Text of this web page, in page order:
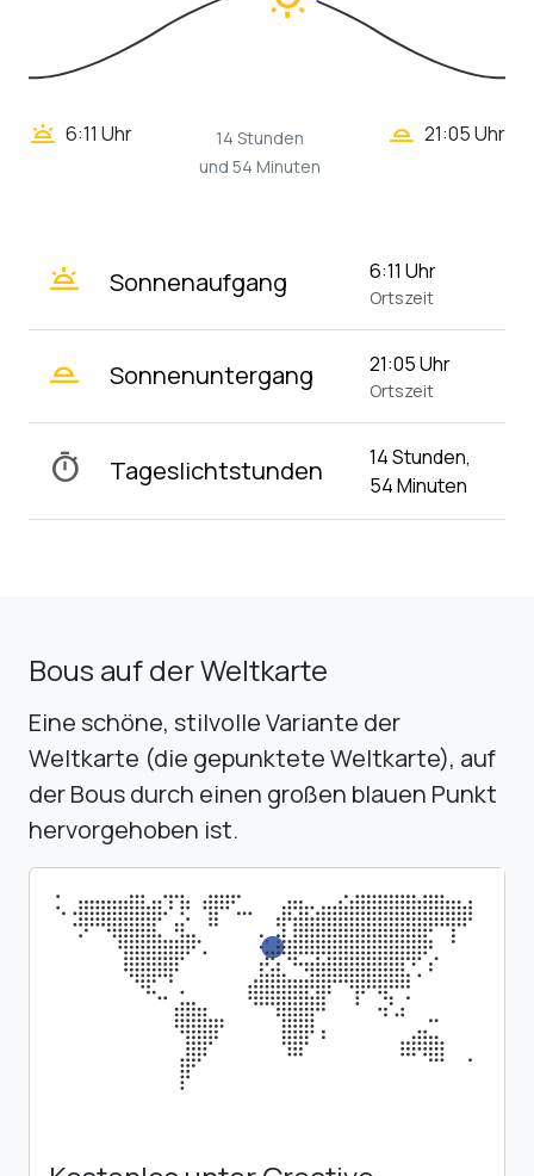
wb_twilight 6:11 Uhr
14 Stunden
und 54 Minuten
wb_twilight_2 21:05 Uhr
wb_twilight Sonnenaufgang 6:11 Uhr
Ortszeit
wb_twilight_2 Sonnenuntergang 21:05 Uhr
Ortszeit
timer Tageslichtstunden
14 Stunden,
54 Minuten
Bous auf der Weltkarte
Eine schöne, stilvolle Variante der
Weltkarte (die gepunktete Weltkarte), auf
der Bous durch einen großen blauen Punkt
hervorgehoben ist.